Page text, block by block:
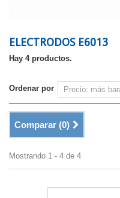
ELECTRODOS E6013
Hay 4 productos.
Ordenar por
Comparar (0)
Mostrando 1 - 4 de 4